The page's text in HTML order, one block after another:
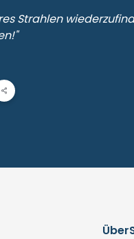
Strahlen
Über